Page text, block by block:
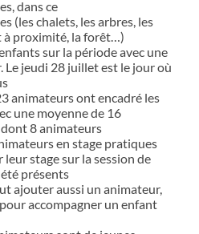
dans ce
(les chalets, les arbres, les
à proximité, la forêt…)
sur la période avec une
Le jeudi 28 juillet est le jour où
animateurs ont encadré les
une moyenne de 16
8 animateurs
en stage pratiques
stage sur la session de
présents
ajouter aussi un animateur,
accompagner un enfant